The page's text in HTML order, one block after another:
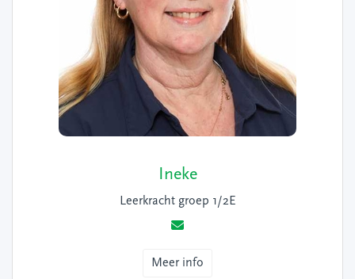
Ineke
Leerkracht groep 1/2E
Meer info